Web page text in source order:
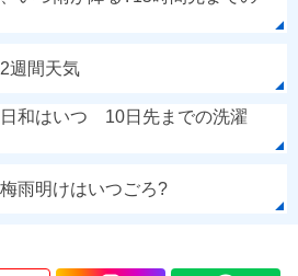
週間天気
和はいつ 10日先までの洗濯
雨明けはいつごろ?